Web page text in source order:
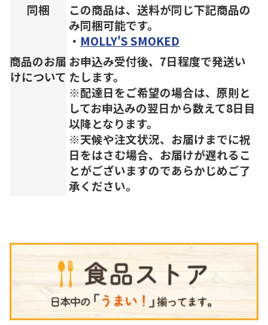
同梱
この商品は、送料が同じ下記商品の
み同梱可能です。
・ MOLLY'S SMOKED
商品のお届
けについて
お申込み受付後、7日程度で発送い
たします。
※配達日をご希望の場合は、原則と
してお申込みの翌日から数えて8日目
以降となります。
※天候や注文状況、お届けまでに祝
日をはさむ場合、お届けが遅れるこ
とがございますのであらかじめご了
承ください。